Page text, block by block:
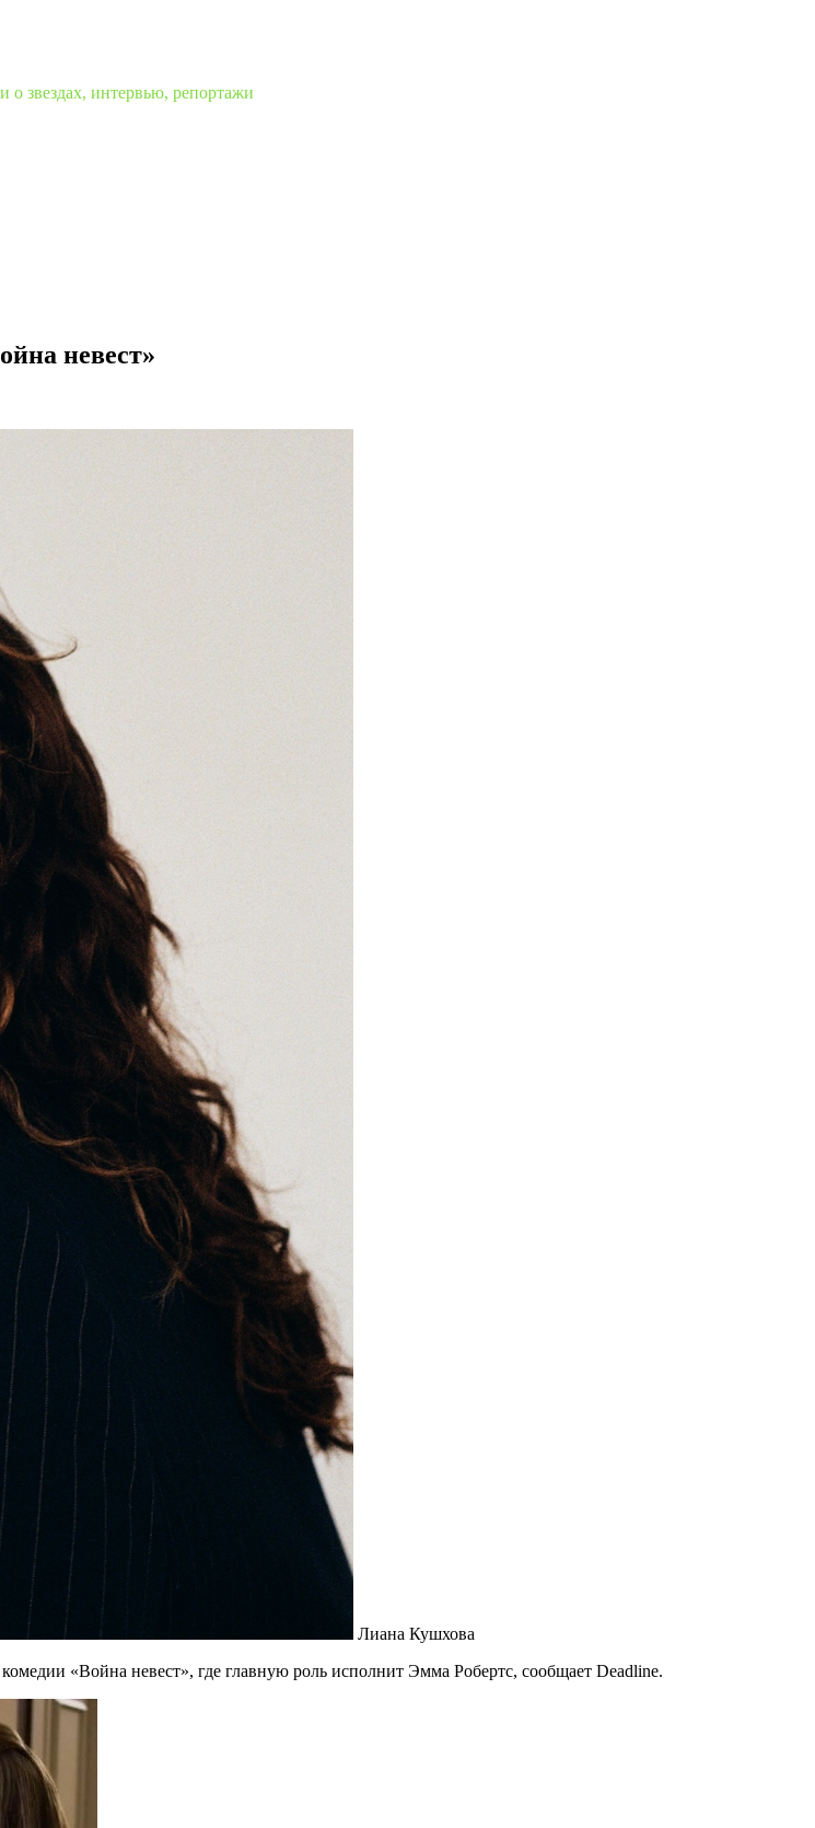
о звездах, интервью, репортажи
невест»
Лиана Кушхова
«Война невест», где главную роль исполнит Эмма Робертс, сообщает Deadline.